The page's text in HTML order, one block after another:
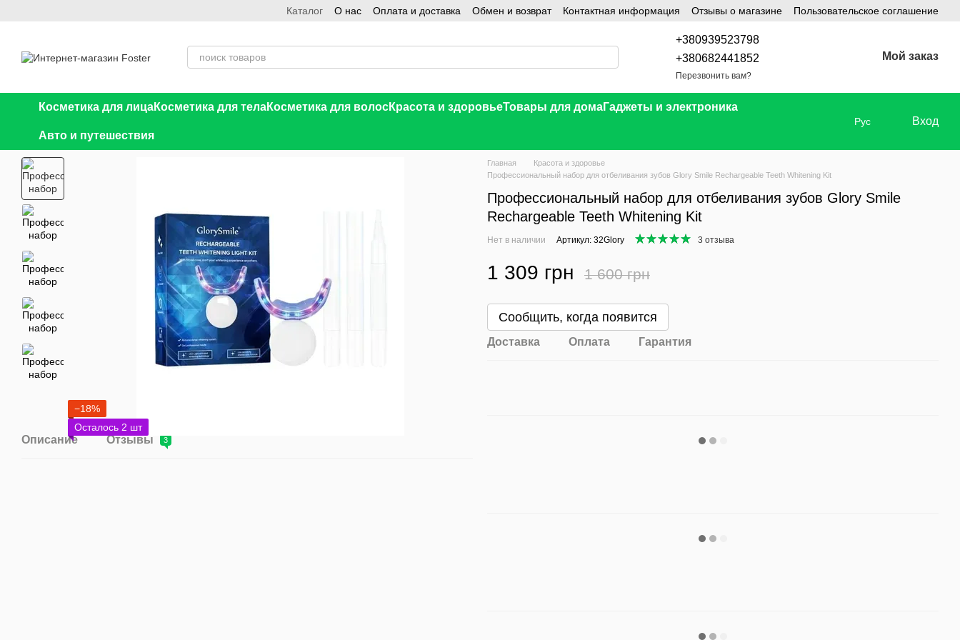
Каталог О нас Оплата и доставка Обмен и возврат Контактная информация Отзывы о магазине Пользовательское соглашение
+380939523798
+380682441852
Перезвонить вам?
Мой заказ
Косметика для лицаКосметика для телаКосметика для волосКрасота и здоровьеТовары для домаГаджеты и электроника
Авто и путешествия
Рус Вход
−18%
Осталось 2 шт
Описание Отзывы 3
Главная
Красота и здоровье
Профессиональный набор для отбеливания зубов Glory Smile Rechargeable Teeth Whitening Kit
Профессиональный набор для отбеливания зубов Glory Smile
Rechargeable Teeth Whitening Kit
Нет в наличии Артикул: 32Glory 3 отзыва
1 309 грн 1 600 грн
В желания
Сообщить, когда появится
Доставка Оплата Гарантия